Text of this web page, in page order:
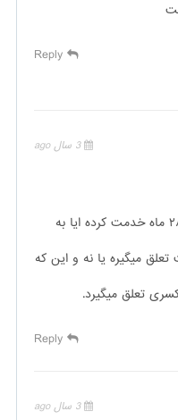
Reply
3 سال ago
پدر من در موقع جنگ ۲۸ ماه خدمت کرده ایا به
میگیره یا نه و این که
تعلق میگیرد.
Reply
3 سال ago